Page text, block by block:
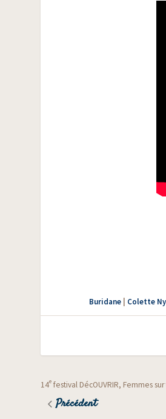
Buridane| Colette
14e festival DécOUVRIR, Femmes
Précédent